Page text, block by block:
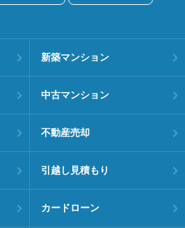
新築マンション
中古マンション
不動産売却
引越し見積もり
カードローン